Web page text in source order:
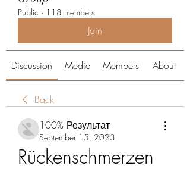
Public · 118 members
Join
Discussion Media Members About
Back
100% Результат
September 15, 2023
Rückenschmerzen